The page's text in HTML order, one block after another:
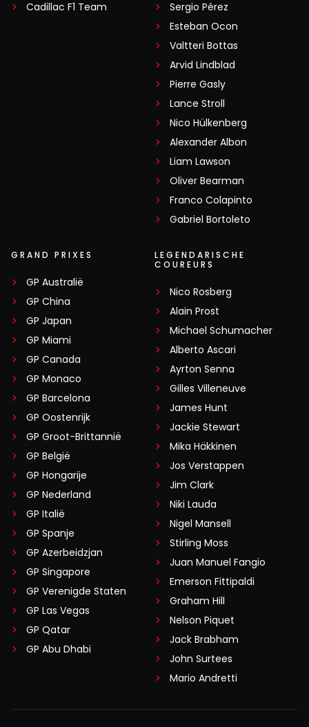
Cadillac F1 Team
Sergio Pérez
Esteban Ocon
Valtteri Bottas
Arvid Lindblad
Pierre Gasly
Lance Stroll
Nico Hülkenberg
Alexander Albon
Liam Lawson
Oliver Bearman
Franco Colapinto
Gabriel Bortoleto
GRAND PRIXES
GP Australië
GP China
GP Japan
GP Miami
GP Canada
GP Monaco
GP Barcelona
GP Oostenrijk
GP Groot-Brittannië
GP België
GP Hongarije
GP Nederland
GP Italië
GP Spanje
GP Azerbeidzjan
GP Singapore
GP Verenigde Staten
GP Las Vegas
GP Qatar
GP Abu Dhabi
LEGENDARISCHE
COUREURS
Nico Rosberg
Alain Prost
Michael Schumacher
Alberto Ascari
Ayrton Senna
Gilles Villeneuve
James Hunt
Jackie Stewart
Mika Häkkinen
Jos Verstappen
Jim Clark
Niki Lauda
Nigel Mansell
Stirling Moss
Juan Manuel Fangio
Emerson Fittipaldi
Graham Hill
Nelson Piquet
Jack Brabham
John Surtees
Mario Andretti